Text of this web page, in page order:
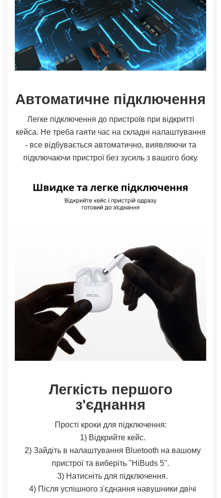
Автоматичне підключення
Легке підключення до пристроїв при відкритті
кейса. Не треба гаяти час на складні налаштування
- все відбувається автоматично, виявляючи та
підключаючи пристрої без зусиль з вашого боку.
Легкість першого
з'єднання
Прості кроки для підключення:
1) Відкрийте кейс.
2) Зайдіть в налаштування Bluetooth на вашому
пристрої та виберіть "HiBuds 5".
3) Натисніть для підключення.
4) Після успішного з'єднання навушники двічі